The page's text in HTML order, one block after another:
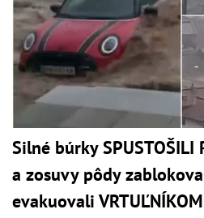
Silné búrky SPUSTOŠILI
a zosuvy pôdy
evakuovali VRTUĽNÍKOM